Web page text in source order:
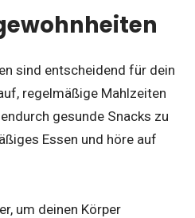
sind entscheidend für dein
regelmäßige Mahlzeiten
gesunde Snacks zu
Essen und höre auf
um deinen Körper